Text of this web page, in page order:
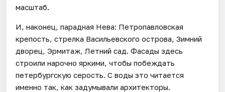
масштаб.
И, наконец, парадная Нева: Петропавловская
крепость, стрелка Васильевского острова, Зимний
дворец, Эрмитаж, Летний сад. Фасады здесь
строили нарочно яркими, чтобы побеждать
петербургскую серость. С воды это читается
именно так, как задумывали архитекторы.